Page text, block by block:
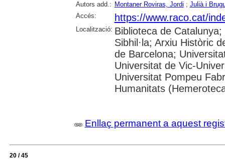
Autors add.: Montaner Roviras, Jordi ; Julià i
Accés:
https://www.raco.cat/
Localització: Biblioteca de
Sibhil·la; Arxiu Històric
de Barcelona;
Universitat de Vic-
Universitat Pompeu
Humanitats
Enllaç permanent a aquest
20 / 45